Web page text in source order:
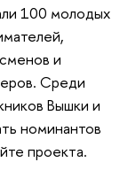
100 молодых
и
Среди
Вышки и
номинантов
проекта.